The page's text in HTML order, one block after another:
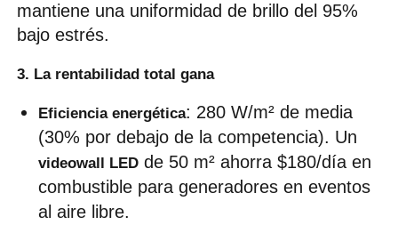
mantiene una uniformidad de brillo del 95%
bajo estrés.
3. La rentabilidad total gana
Eficiencia energética: 280 W/m² de media
videowall LED de 50 m² ahorra $180/día en
combustible para generadores en eventos
al aire libre.